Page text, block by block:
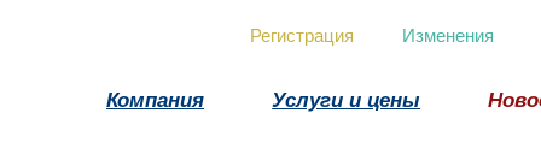
Регистрация Изменения
Компания Услуги и цены